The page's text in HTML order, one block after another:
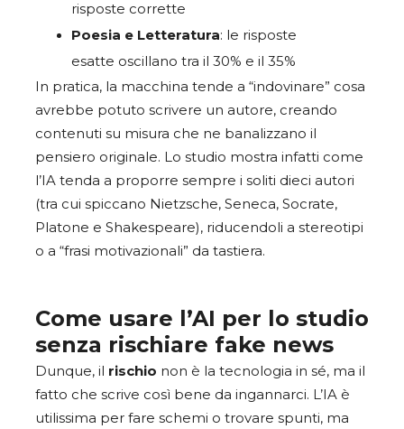
risposte corrette
Poesia e Letteratura: le risposte
esatte oscillano tra il 30% e il 35%
In pratica, la macchina tende a “indovinare” cosa
avrebbe potuto scrivere un autore, creando
contenuti su misura che ne banalizzano il
pensiero originale. Lo studio mostra infatti come
l’IA tenda a proporre sempre i soliti dieci autori
(tra cui spiccano Nietzsche, Seneca, Socrate,
Platone e Shakespeare), riducendoli a stereotipi
o a “frasi motivazionali” da tastiera.
Come usare l’AI per lo studio
senza rischiare fake news
Dunque, il rischio non è la tecnologia in sé, ma il
fatto che scrive così bene da ingannarci. L’IA è
utilissima per fare schemi o trovare spunti, ma